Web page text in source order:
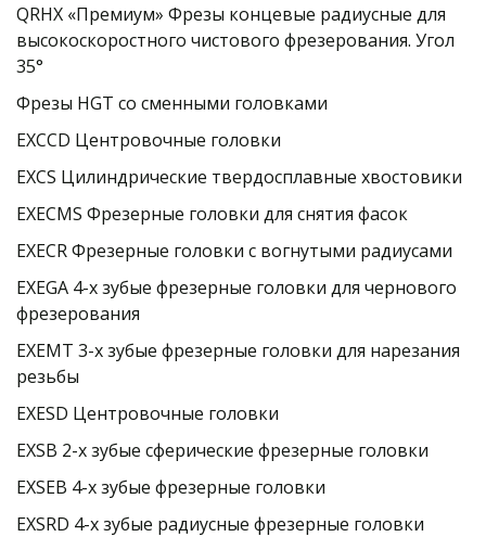
QRHX «Премиум» Фрезы концевые радиусные для
высокоскоростного чистового фрезерования. Угол
35°
Фрезы HGT со сменными головками
EXCCD Центровочные головки
EXCS Цилиндрические твердосплавные хвостовики
EXECMS Фрезерные головки для снятия фасок
EXECR Фрезерные головки с вогнутыми радиусами
EXEGA 4-х зубые фрезерные головки для чернового
фрезерования
EXEMT 3-х зубые фрезерные головки для нарезания
резьбы
EXESD Центровочные головки
EXSB 2-х зубые сферические фрезерные головки
EXSEB 4-х зубые фрезерные головки
EXSRD 4-х зубые радиусные фрезерные головки